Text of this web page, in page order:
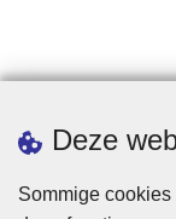
Deze
Sommige